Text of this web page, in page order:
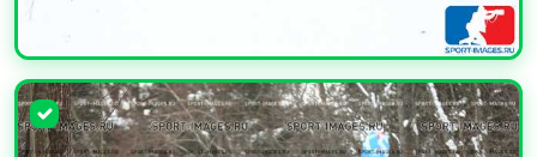
УВЕЛИЧИТЬ